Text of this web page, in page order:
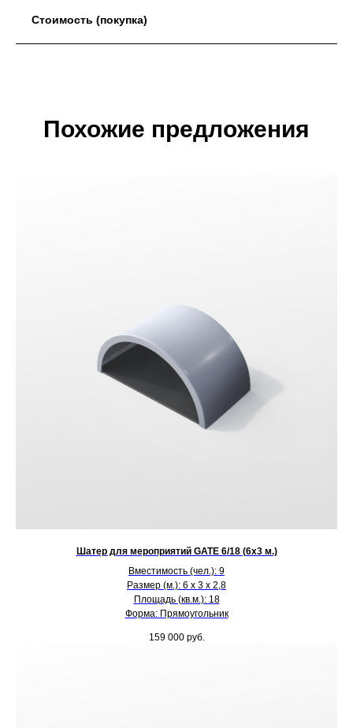
Стоимость (покупка)
Похожие предложения
Шатер для мероприятий GATE 6/18 (6х3 м.)
Вместимость (чел.): 9
Размер (м.): 6 х 3 х 2,8
Площадь (кв.м.): 18
Форма: Прямоугольник
159 000 руб.